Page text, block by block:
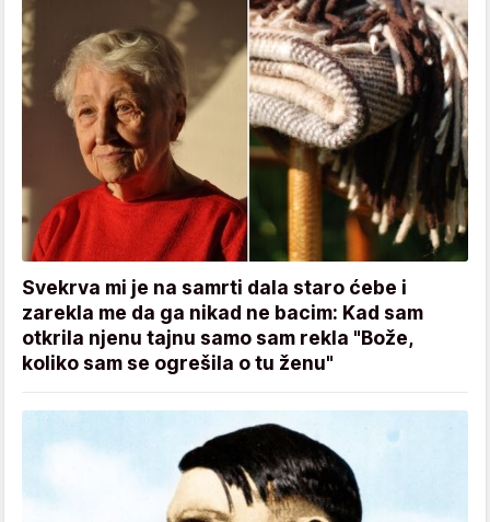
Svekrva mi je na samrti dala staro ćebe i
zarekla me da ga nikad ne bacim: Kad sam
otkrila njenu tajnu samo sam rekla "Bože,
koliko sam se ogrešila o tu ženu"